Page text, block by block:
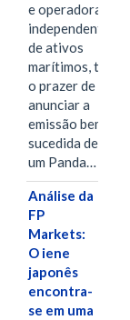
e operadoras
independentes
de ativos
marítimos, tem
o prazer de
anunciar a
emissão bem-
sucedida de
um Panda…
Análise da
FP
Markets:
O iene
japonês
encontra-
se em uma